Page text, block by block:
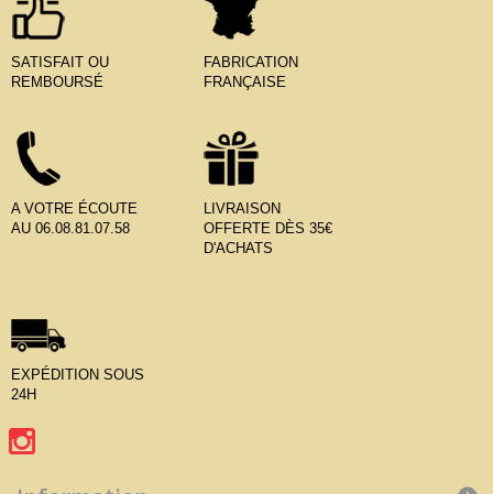
SATISFAIT OU
REMBOURSÉ
FABRICATION
FRANÇAISE
A VOTRE ÉCOUTE
AU 06.08.81.07.58
LIVRAISON
OFFERTE DÈS 35€
D'ACHATS
EXPÉDITION SOUS
24H